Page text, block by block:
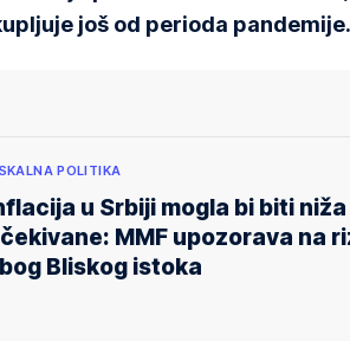
još od perioda pandemije.
POLITIKA
u Srbiji mogla bi biti
MMF upozorava na
Bliskog istoka